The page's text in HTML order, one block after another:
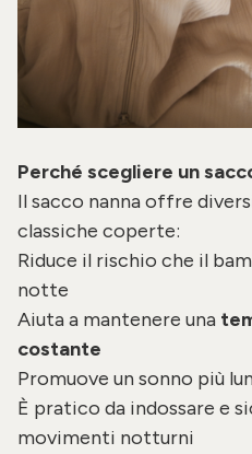
Perché scegliere un
Il sacco nanna offre
classiche coperte:
Riduce il rischio che il
notte
Aiuta a mantenere una
costante
Promuove un sonno più
È pratico da indossare e
movimenti notturni